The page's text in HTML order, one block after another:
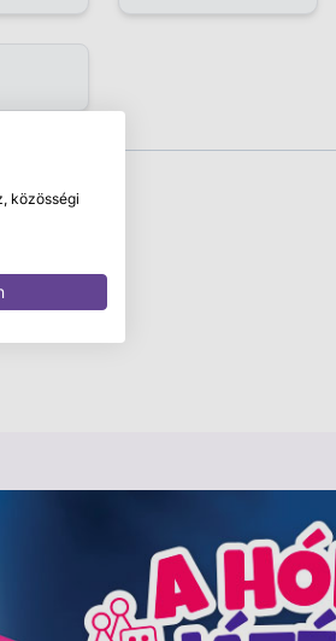
kezében lévő kártyáktól, vagy
szabályt és 6
a hagyományos módon,
vagy úgy hogy megszabadulunk
az kell mondanod, hogy
közösségi